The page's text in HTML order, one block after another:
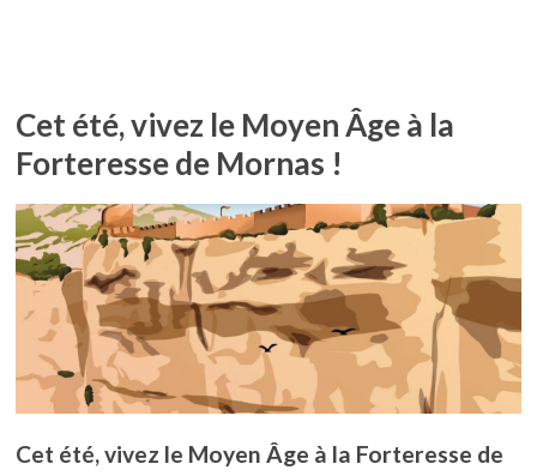
Cet été, vivez le Moyen Âge à la
Forteresse de Mornas !
Cet été, vivez le Moyen Âge à la Forteresse de